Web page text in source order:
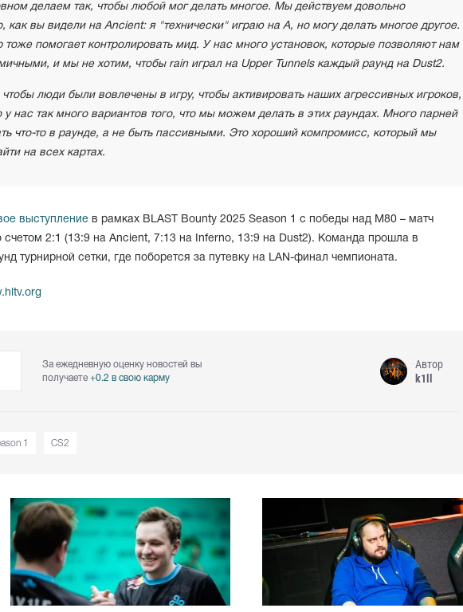
делаем так, чтобы любой мог делать многое. Мы действуем довольно
как вы видели на Ancient: я "технически" играю на A, но могу делать многое другое.
тоже помогает контролировать мид. У нас много установок, которые позволяют нам
и мы не хотим, чтобы rain играл на Upper Tunnels каждый раунд на Dust2.
люди были вовлечены в игру, чтобы активировать наших агрессивных игроков,
у нас так много вариантов того, что мы можем делать в этих раундах. Много парней
что-то в раунде, а не быть пассивными. Это хороший компромисс, который мы
на всех картах.
выступлениев рамках BLAST Bounty 2025 Season 1 с победы над M80 – матч
счетом 2:1 (13:9 на Ancient, 7:13 на Inferno, 13:9 на Dust2). Команда прошла в
турнирной сетки, где поборется за путевку на LAN-финал чемпионата.
За ежедневную оценку новостей вы
получаете +0.2 в свою карму
Автор
k1ll
1 CS2